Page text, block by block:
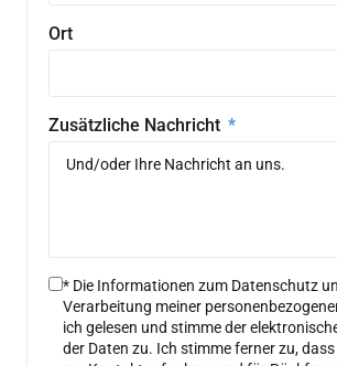
Ort
Zusätzliche Nachricht
* Die Informationen zum Datenschutz
Verarbeitung meiner
ich gelesen und stimme der
der Daten zu. Ich stimme ferner zu,